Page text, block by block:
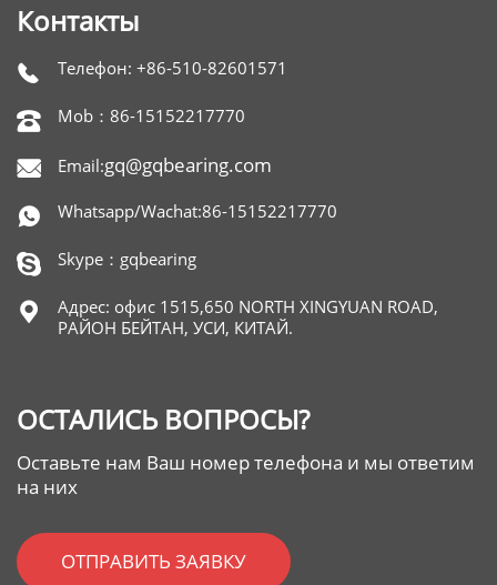
Контакты
 Телефон: +86-510-82601571
 Mob：86-15152217770
 Email:gq@gqbearing.com
 Whatsapp/Wachat:86-15152217770
 Skype：gqbearing

Адрес: офис 1515,650 NORTH XINGYUAN ROAD,
РАЙОН БЕЙТАН, УСИ, КИТАЙ.
ОСТАЛИСЬ ВОПРОСЫ?
Оставьте нам Ваш номер телефона и мы ответим
на них
ОТПРАВИТЬ ЗАЯВКУ